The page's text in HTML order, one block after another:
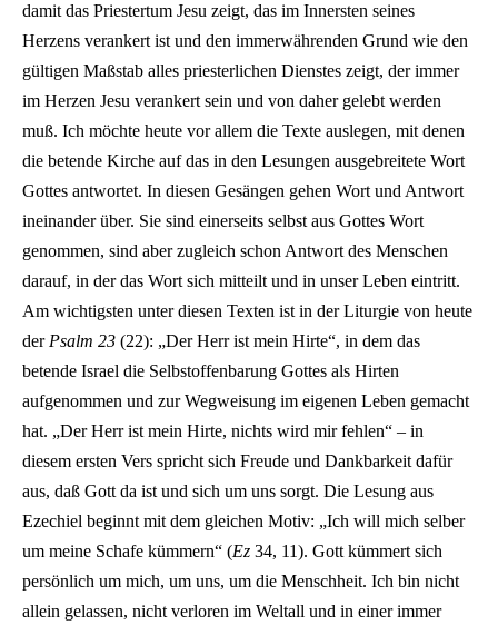
damit das Priestertum Jesu zeigt, das im Innersten seines
Herzens verankert ist und den immerwährenden Grund wie den
gültigen Maßstab alles priesterlichen Dienstes zeigt, der immer
im Herzen Jesu verankert sein und von daher gelebt werden
muß. Ich möchte heute vor allem die Texte auslegen, mit denen
die betende Kirche auf das in den Lesungen ausgebreitete Wort
Gottes antwortet. In diesen Gesängen gehen Wort und Antwort
ineinander über. Sie sind einerseits selbst aus Gottes Wort
genommen, sind aber zugleich schon Antwort des Menschen
darauf, in der das Wort sich mitteilt und in unser Leben eintritt.
Am wichtigsten unter diesen Texten ist in der Liturgie von heute
der Psalm 23 (22): „Der Herr ist mein Hirte“, in dem das
betende Israel die Selbstoffenbarung Gottes als Hirten
aufgenommen und zur Wegweisung im eigenen Leben gemacht
hat. „Der Herr ist mein Hirte, nichts wird mir fehlen“ – in
diesem ersten Vers spricht sich Freude und Dankbarkeit dafür
aus, daß Gott da ist und sich um uns sorgt. Die Lesung aus
Ezechiel beginnt mit dem gleichen Motiv: „Ich will mich selber
um meine Schafe kümmern“ (Ez 34, 11). Gott kümmert sich
persönlich um mich, um uns, um die Menschheit. Ich bin nicht
allein gelassen, nicht verloren im Weltall und in einer immer